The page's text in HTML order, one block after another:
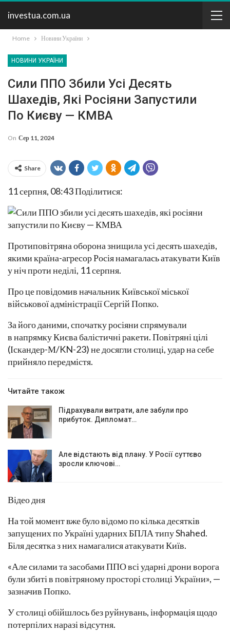
investua.com.ua
Home Новини України
НОВИНИ УКРАЇНИ
Сили ППО Збили Усі Десять
Шахедів, Які Росіяни Запустили
По Києву — КМВА
On Сер 11, 2024
Share
11 серпня, 08:43Поділитися:
Протиповітряна оборона знищила усі десять шахедів,
якими країна-агресор Росія намагалась атакувати Київ
у ніч проти неділі, 11 серпня.
Про це повідомив начальник Київської міської
військової адміністрації Сергій Попко.
За його даними, спочатку росіяни спрямували
в напрямку Києва балістичні ракети. Повітряні цілі
(Іскандер-М/KN-23) не досягли столиці, удар на себе
прийняло передмістя.
Читайте також
Підрахували витрати, але забули про
прибуток. Дипломат…
Але відстають від плану. У Росії суттєво
зросли ключові…
Відео дня
На той момент вже було відомо по кілька десятків
запущених по Україні ударних БПЛА типу Shahed.
Біля десятка з них намагалися атакувати Київ.
«Але силами та засобами ППО всі ударні дрони ворога
були збиті в повітряному просторі столиці України», —
зазначив Попко.
У столиці обійшлось без руйнувань, інформація щодо
потерпілих наразі відсутня.